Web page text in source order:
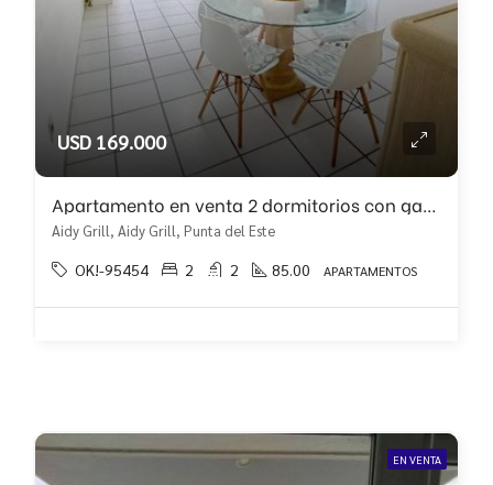
USD 169.000
Apartamento en venta 2 dormitorios con garaje!!
Aidy Grill, Aidy Grill, Punta del Este
OK!-95454 2 2 85.00 APARTAMENTOS
EN VENTA